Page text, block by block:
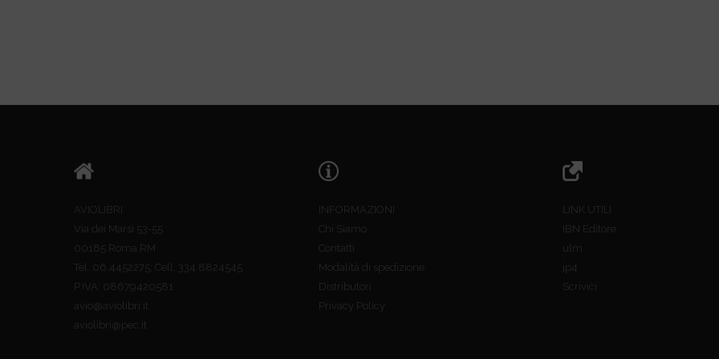
AVIOLIBRI
Via dei Marsi 53-55
00185 Roma RM
Tel. 06.4452275; Cell. 334.8824545
P.IVA: 08679420581
avio@aviolibri.it
aviolibri@pec.it
INFORMAZIONI
Chi Siamo
Contatti
Modalità di spedizione
Distributori
Privacy Policy
LINK UTILI
IBN Editore
ulm
jp4
Scrivici